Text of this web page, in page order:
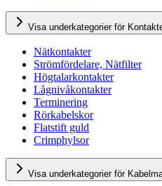
Visa underkategorier för
Nätkontakter
Strömfördelare, Nätfilter
Högtalarkontakter
Lågnivåkontakter
Terminering
Rörkabelskor
Flatstift guld
Crimphylsor
Visa underkategorier för